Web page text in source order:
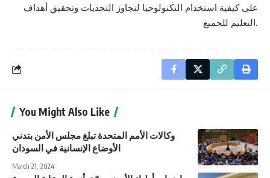
على كيفية استخدام التكنولوجيا لتجاوز التحديات وتحقيق أهداف
التعليم للجميع.
You Might Also Like
وكالات الأمم المتحدة تبلغ مجلس الأمن بتدني
الأوضاع الإنسانية في السودان
March 21, 2024